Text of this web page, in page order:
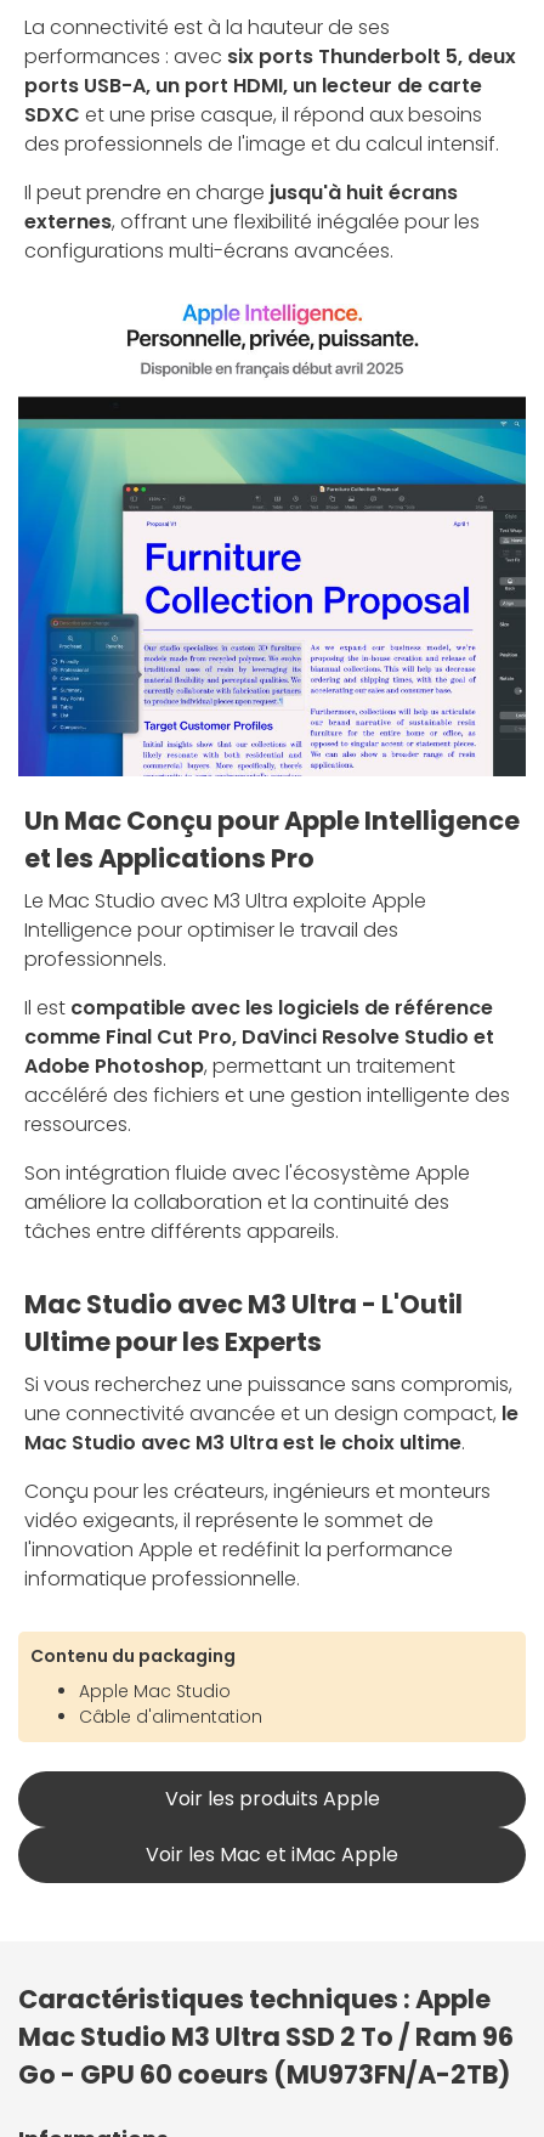
La connectivité est à la hauteur de ses
performances : avec six ports Thunderbolt 5, deux
ports USB-A, un port HDMI, un lecteur de carte
SDXC et une prise casque, il répond aux besoins
des professionnels de l'image et du calcul intensif.
Il peut prendre en charge jusqu'à huit écrans
externes, offrant une flexibilité inégalée pour les
configurations multi-écrans avancées.
Un Mac Conçu pour Apple Intelligence
et les Applications Pro
Le Mac Studio avec M3 Ultra exploite Apple
Intelligence pour optimiser le travail des
professionnels.
Il est compatible avec les logiciels de référence
comme Final Cut Pro, DaVinci Resolve Studio et
Adobe Photoshop, permettant un traitement
accéléré des fichiers et une gestion intelligente des
ressources.
Son intégration fluide avec l'écosystème Apple
améliore la collaboration et la continuité des
tâches entre différents appareils.
Mac Studio avec M3 Ultra - L'Outil
Ultime pour les Experts
Si vous recherchez une puissance sans compromis,
une connectivité avancée et un design compact, le
Mac Studio avec M3 Ultra est le choix ultime.
Conçu pour les créateurs, ingénieurs et monteurs
vidéo exigeants, il représente le sommet de
l'innovation Apple et redéfinit la performance
informatique professionnelle.
Contenu du packaging
Apple Mac Studio
Câble d'alimentation
Voir les produits Apple
Voir les Mac et iMac Apple
Caractéristiques techniques : Apple
Mac Studio M3 Ultra SSD 2 To / Ram 96
Go - GPU 60 coeurs (MU973FN/A-2TB)